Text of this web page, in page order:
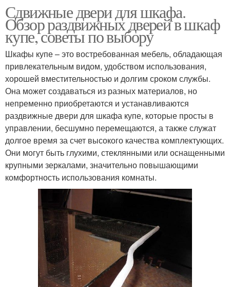
Сдвижные двери для шкафа.
Обзор раздвижных дверей в шкаф
купе, советы по выбору
Шкафы купе – это востребованная мебель, обладающая
привлекательным видом, удобством использования,
хорошей вместительностью и долгим сроком службы.
Она может создаваться из разных материалов, но
непременно приобретаются и устанавливаются
раздвижные двери для шкафа купе, которые просты в
управлении, бесшумно перемещаются, а также служат
долгое время за счет высокого качества комплектующих.
Они могут быть глухими, стеклянными или оснащенными
крупными зеркалами, значительно повышающими
комфортность использования комнаты.